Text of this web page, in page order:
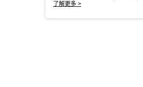
用 cookie。
了解更多 >